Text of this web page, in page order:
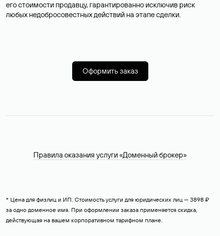
его стоимости продавцу, гарантированно исключив риск
любых недобросовестных действий на этапе сделки.
Оформить заказ
Правила оказания услуги «Доменный брокер»
* Цена для физлиц и ИП. Стоимость услуги для юридических лиц — 3898 ₽
за одно доменное имя. При оформлении заказа применяется скидка,
действующая на вашем корпоративном тарифном плане.